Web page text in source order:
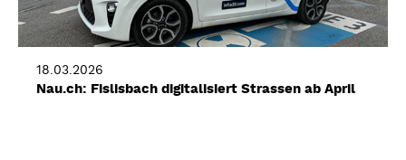
18.03.2026
Nau.ch: Fislisbach digitalisiert Strassen ab April